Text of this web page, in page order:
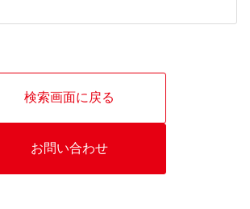
検索画面に戻る
お問い合わせ